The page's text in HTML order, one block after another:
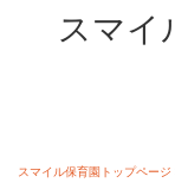
スマイ
スマイル保育園トップページ